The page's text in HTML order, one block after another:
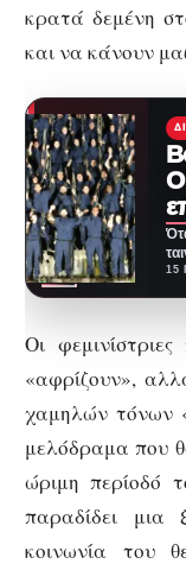
κρατά δεμένη
και να κάνουν
Ο
15
Οι
«αφρίζουν»,
χαμηλών τόνων
μελόδραμα που
ώριμη περίοδό
παραδίδει μια
κοινωνία του